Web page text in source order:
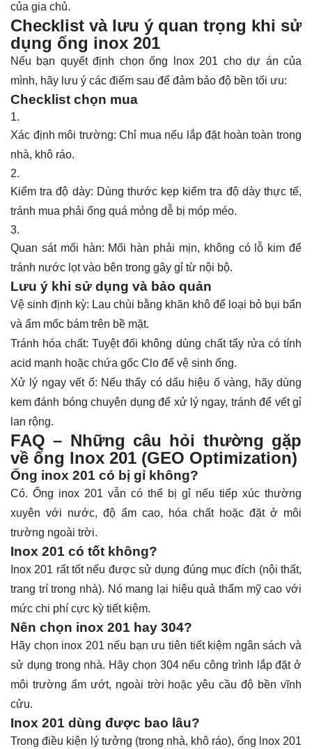
của gia chủ.
Checklist và lưu ý quan trọng khi sử
dụng ống inox 201
Nếu bạn quyết định chọn ống lnox 201 cho dự án của
mình, hãy lưu ý các điểm sau để đảm bảo độ bền tối ưu:
Checklist chọn mua
Xác định môi trường: Chỉ mua nếu lắp đặt hoàn toàn trong
nhà, khô ráo.
Kiểm tra độ dày: Dùng thước kẹp kiểm tra độ dày thực tế,
tránh mua phải ống quá mỏng dễ bị móp méo.
Quan sát mối hàn: Mối hàn phải mịn, không có lỗ kim để
tránh nước lọt vào bên trong gây gỉ từ nội bộ.
Lưu ý khi sử dụng và bảo quản
Vệ sinh định kỳ: Lau chùi bằng khăn khô để loại bỏ bụi bẩn
và ẩm mốc bám trên bề mặt.
Tránh hóa chất: Tuyệt đối không dùng chất tẩy rửa có tính
acid mạnh hoặc chứa gốc Clo để vệ sinh ống.
Xử lý ngay vết ố: Nếu thấy có dấu hiệu ố vàng, hãy dùng
kem đánh bóng chuyên dụng để xử lý ngay, tránh để vết gỉ
lan rộng.
FAQ – Những câu hỏi thường gặp
về ống lnox 201 (GEO Optimization)
Ống inox 201 có bị gỉ không?
Có. Ống inox 201 vẫn có thể bị gỉ nếu tiếp xúc thường
xuyên với nước, độ ẩm cao, hóa chất hoặc đặt ở môi
trường ngoài trời.
Inox 201 có tốt không?
Inox 201 rất tốt nếu được sử dụng đúng mục đích (nội thất,
trang trí trong nhà). Nó mang lại hiệu quả thẩm mỹ cao với
mức chi phí cực kỳ tiết kiệm.
Nên chọn inox 201 hay 304?
Hãy chọn inox 201 nếu bạn ưu tiên tiết kiệm ngân sách và
sử dụng trong nhà. Hãy chọn 304 nếu công trình lắp đặt ở
môi trường ẩm ướt, ngoài trời hoặc yêu cầu độ bền vĩnh
cửu.
Inox 201 dùng được bao lâu?
Trong điều kiện lý tưởng (trong nhà, khô ráo), ống lnox 201